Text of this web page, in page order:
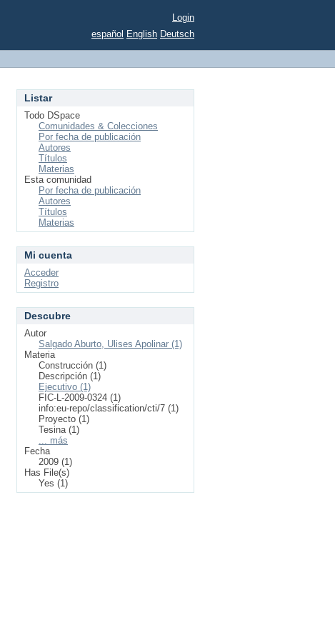
Login
español English Deutsch
Listar
Todo DSpace
Comunidades & Colecciones
Por fecha de publicación
Autores
Títulos
Materias
Esta comunidad
Por fecha de publicación
Autores
Títulos
Materias
Mi cuenta
Acceder
Registro
Descubre
Autor
Salgado Aburto, Ulises Apolinar (1)
Materia
Construcción (1)
Descripción (1)
Ejecutivo (1)
FIC-L-2009-0324 (1)
info:eu-repo/classification/cti/7 (1)
Proyecto (1)
Tesina (1)
... más
Fecha
2009 (1)
Has File(s)
Yes (1)